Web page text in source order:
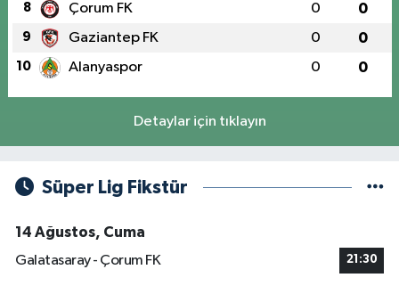
8 Çorum FK 0 0
9 Gaziantep FK 0 0
10 Alanyaspor 0 0
Detaylar için tıklayın
Süper Lig Fikstür
14 Ağustos, Cuma
Galatasaray - Çorum FK
21:30